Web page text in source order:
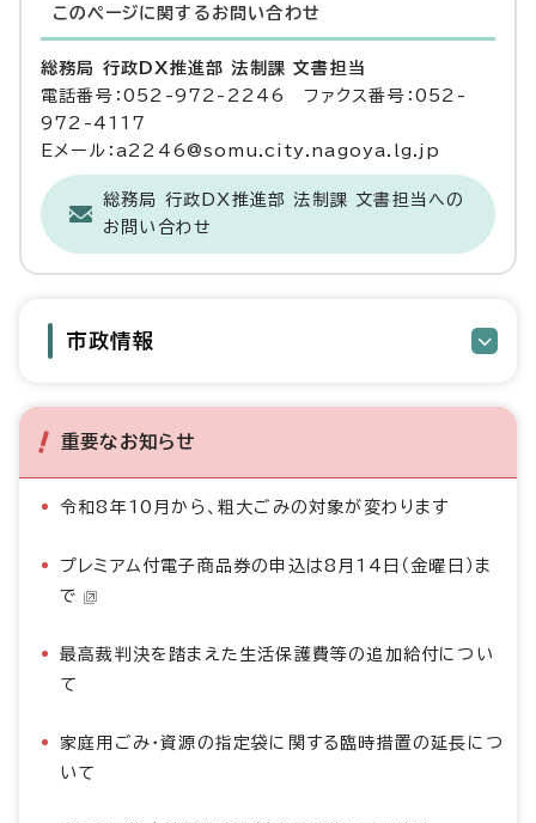
このページに関する お問い合わせ
総務局 行政DX推進部 法制課 文書担当
電話番号：052-972-2246 ファクス番号：052-
972-4117
Eメール：a2246@somu.city.nagoya.lg.jp
総務局 行政DX推進部 法制課 文書担当への
お問い合わせ
市政情報
重要なお知らせ
令和8年10月から、粗大ごみの対象が変わります
プレミアム付電子商品券の申込は8月14日（金曜日）ま
で
最高裁判決を踏まえた生活保護費等の追加給付につい
て
家庭用ごみ・資源の指定袋に関する臨時措置の延長につ
いて